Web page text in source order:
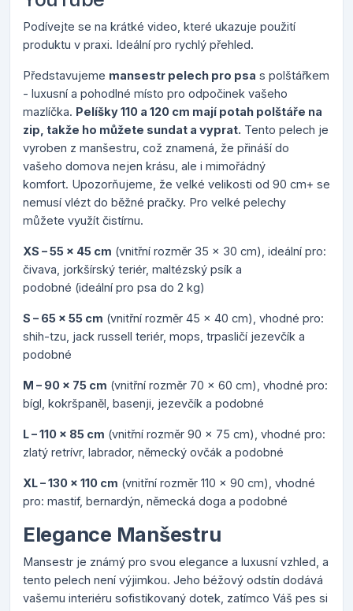
Podívejte se na krátké video, které ukazuje použití
produktu v praxi. Ideální pro rychlý přehled.
Představujeme mansestr pelech pro psa s polštářkem
- luxusní a pohodlné místo pro odpočinek vašeho
mazlíčka. Pelíšky 110 a 120 cm mají potah polštáře na
zip, takže ho můžete sundat a vyprat. Tento pelech je
vyroben z manšestru, což znamená, že přináší do
vašeho domova nejen krásu, ale i mimořádný
komfort. Upozorňujeme, že velké velikosti od 90 cm+ se
nemusí vlézt do běžné pračky. Pro velké pelechy
můžete využít čistírnu.
XS – 55 x 45 cm (vnitřní rozměr 35 x 30 cm), ideální pro:
čivava, jorkšírský teriér, maltézský psík a
podobné (ideální pro psa do 2 kg)
S – 65 x 55 cm (vnitřní rozměr 45 x 40 cm), vhodné pro:
shih-tzu, jack russell teriér, mops, trpasličí jezevčík a
podobné
M – 90 x 75 cm (vnitřní rozměr 70 x 60 cm), vhodné pro:
bígl, kokršpaněl, basenji, jezevčík a podobné
L – 110 x 85 cm (vnitřní rozměr 90 x 75 cm), vhodné pro:
zlatý retrívr, labrador, německý ovčák a podobné
XL – 130 x 110 cm (vnitřní rozměr 110 x 90 cm), vhodné
pro: mastif, bernardýn, německá doga a podobné
Elegance Manšestru
Mansestr je známý pro svou elegance a luxusní vzhled, a
tento pelech není výjimkou. Jeho béžový odstín dodává
vašemu interiéru sofistikovaný dotek, zatímco Váš pes si